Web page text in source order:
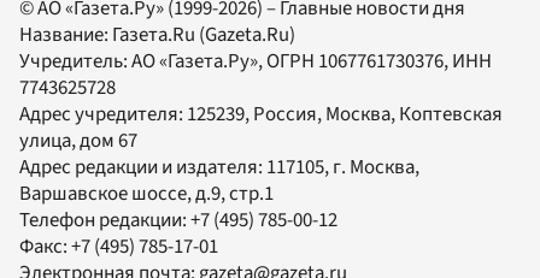
© АО «Газета.Ру» (1999-2026) – Главные новости дня
Название: Газета.Ru (Gazeta.Ru)
Учредитель:АО «Газета.Ру», ОГРН 1067761730376, ИНН
7743625728
Адрес учредителя: 125239, Россия, Москва, Коптевская
улица, дом 67
Адрес редакции и издателя: 117105, г. Москва,
Варшавское шоссе, д.9, стр.1
Телефон редакции:+7 (495) 785-00-12
Факс:+7 (495) 785-17-01